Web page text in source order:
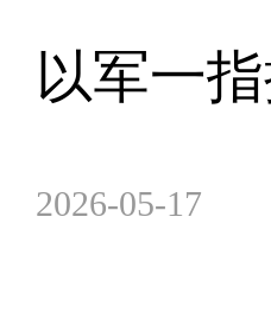
以军一
2026-05-17